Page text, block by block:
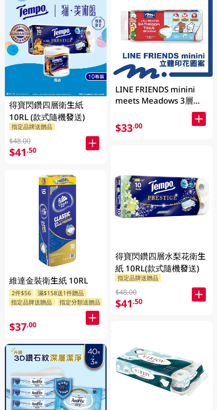
得寶閃鑽四層衛生紙
10RL (款式隨機發送)
指定品牌送贈品
$48.00
$41.50
維達金裝衛生紙 10RL
2件$56
滿$158送1件贈品
指定品牌送贈品
指定分類送贈品
$37.00
LINE FRIENDS minini
meets Meadows 3層立
體印花衛生紙 170g x 10
卷 (包裝隨機發送)
$33.00
得寶閃鑽四層水梨花衛生
紙 10RL(款式隨機發送)
指定品牌送贈品
$48.00
$41.50